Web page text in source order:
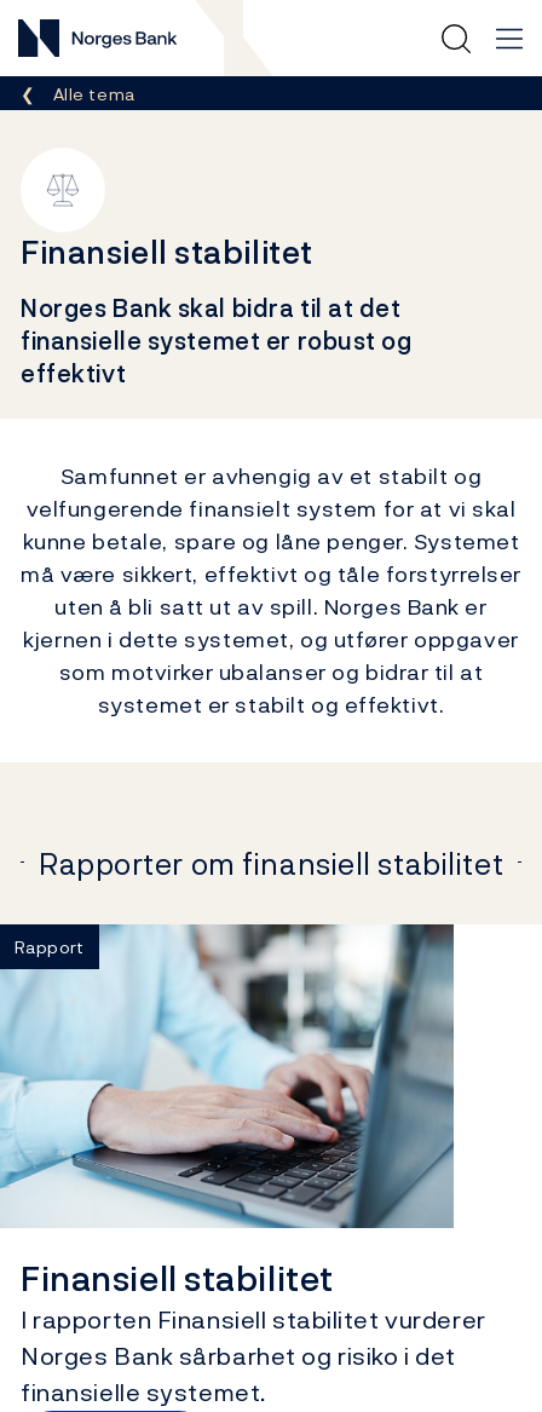
Norges Bank
Her er du nå:
Alle tema
Finansiell stabilitet
Norges Bank skal bidra til at det
finansielle systemet er robust og
effektivt
Samfunnet er avhengig av et stabilt og
velfungerende finansielt system for at vi skal
kunne betale, spare og låne penger. Systemet
må være sikkert, effektivt og tåle forstyrrelser
uten å bli satt ut av spill. Norges Bank er
kjernen i dette systemet, og utfører oppgaver
som motvirker ubalanser og bidrar til at
systemet er stabilt og effektivt.
Rapporter om finansiell stabilitet
Finansiell stabilitet
Rapport
I rapporten Finansiell stabilitet vurderer
Norges Bank sårbarhet og risiko i det
finansielle systemet.